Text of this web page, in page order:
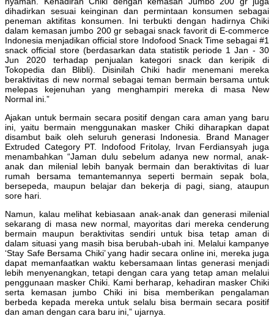
dihadirkan sesuai keinginan dan permintaan konsumen sebagai
peneman aktifitas konsumen. Ini terbukti dengan hadirnya Chiki
dalam kemasan jumbo 200 gr sebagai snack favorit di E-commerce
Indonesia menjadikan official store Indofood Snack Time sebagai #1
snack official store (berdasarkan data statistik periode 1 Jan - 30
Jun 2020 terhadap penjualan kategori snack dan keripik di
Tokopedia dan Blibli). Disinilah Chiki hadir menemani mereka
beraktivitas di new normal sebagai teman bermain bersama untuk
melepas kejenuhan yang menghampiri mereka di masa New
Normal ini.”
Ajakan untuk bermain secara positif dengan cara aman yang baru
ini, yaitu bermain menggunakan masker Chiki diharapkan dapat
disambut baik oleh seluruh generasi Indonesia. Brand Manager
Extruded Category PT. Indofood Fritolay, Irvan Ferdiansyah juga
menambahkan “Jaman dulu sebelum adanya new normal, anak-
anak dan milenial lebih banyak bermain dan beraktivitas di luar
rumah bersama temantemannya seperti bermain sepak bola,
bersepeda, maupun belajar dan bekerja di pagi, siang, ataupun
sore hari.
Namun, kalau melihat kebiasaan anak-anak dan generasi milenial
sekarang di masa new normal, mayoritas dari mereka cenderung
bermain maupun beraktivitas sendiri untuk bisa tetap aman di
dalam situasi yang masih bisa berubah-ubah ini. Melalui kampanye
‘Stay Safe Bersama Chiki’ yang hadir secara online ini, mereka juga
dapat memanfaatkan waktu kebersamaan lintas generasi menjadi
lebih menyenangkan, tetapi dengan cara yang tetap aman melalui
penggunaan masker Chiki. Kami berharap, kehadiran masker Chiki
serta kemasan jumbo Chiki ini bisa memberikan pengalaman
berbeda kepada mereka untuk selalu bisa bermain secara positif
dan aman dengan cara baru ini,” ujarnya.